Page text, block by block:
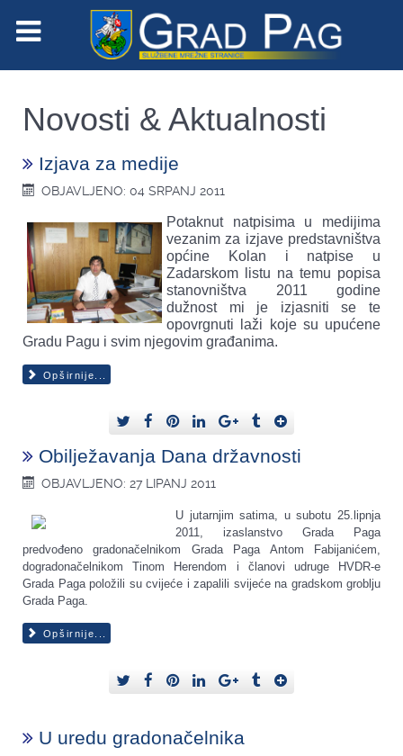
Novosti & Aktualnosti
Izjava za medije
OBJAVLJENO: 04 SRPANJ 2011
Potaknut natpisima u medijima
vezanim za izjave predstavništva
općine Kolan i natpise u
Zadarskom listu na temu popisa
stanovništva 2011 godine
dužnost mi je izjasniti se te
opovrgnuti laži koje su upućene
Gradu Pagu i svim njegovim građanima.
Opširnije...
Obilježavanja Dana državnosti
OBJAVLJENO: 27 LIPANJ 2011
U jutarnjim satima, u subotu 25.lipnja
2011, izaslanstvo Grada Paga
predvođeno gradonačelnikom Grada Paga Antom Fabijanićem,
dogradonačelnikom Tinom Herendom i članovi udruge HVDR-e
Grada Paga položili su cvijeće i zapalili svijeće na gradskom groblju
Grada Paga.
Opširnije...
U uredu gradonačelnika